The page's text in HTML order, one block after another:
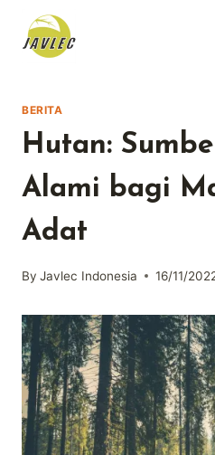
content
BERITA
Hutan:
Alami bagi
Adat
By Javlec Indonesia 16/11/